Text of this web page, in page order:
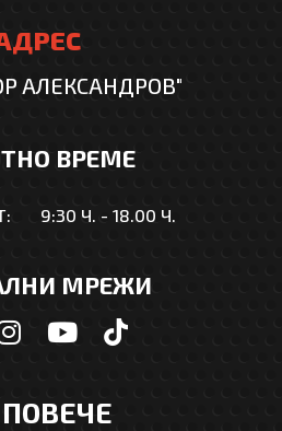
АЛЕКСАНДРОВ"
ВРЕМЕ
9:30 Ч. - 18.00 Ч.
МРЕЖИ